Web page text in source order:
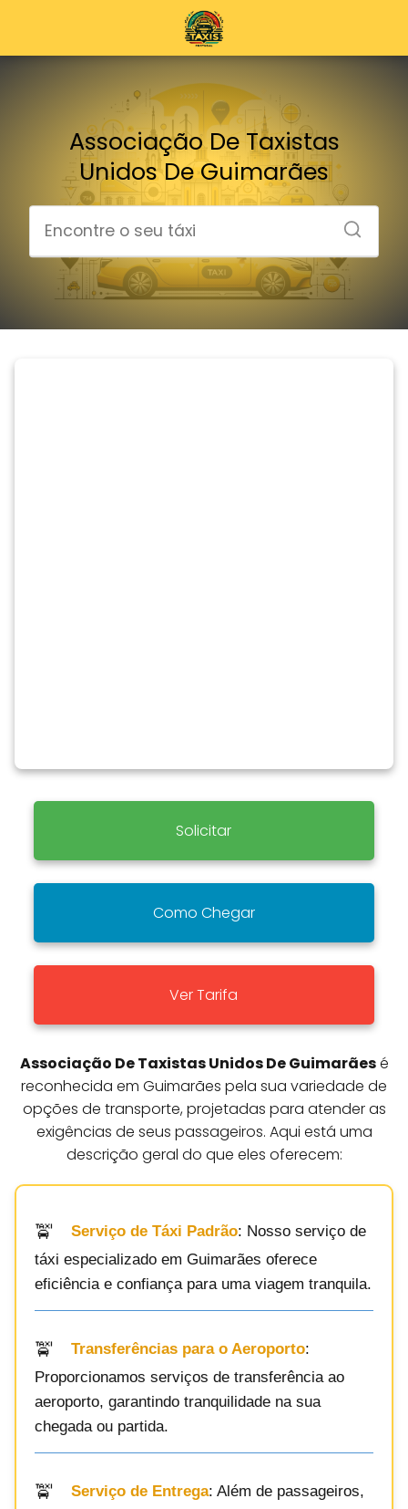
Associação De Taxistas
Unidos De Guimarães
Solicitar
Como Chegar
Ver Tarifa
Associação De Taxistas Unidos De Guimarãesé
reconhecida em Guimarães pela sua variedade de
opções de transporte, projetadas para atender as
exigências de seus passageiros. Aqui está uma
descrição geral do que eles oferecem:
Serviço de Táxi Padrão: Nosso serviço de
táxi especializado em Guimarães oferece
eficiência e confiança para uma viagem tranquila.
Transferências para o Aeroporto:
Proporcionamos serviços de transferência ao
aeroporto, garantindo tranquilidade na sua
chegada ou partida.
Serviço de Entrega: Além de passageiros,